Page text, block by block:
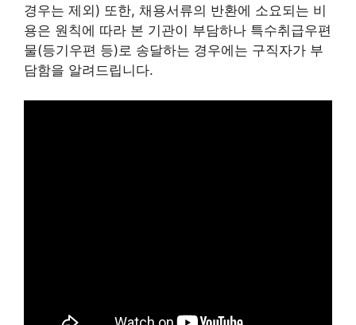
경우는 제외) 또한, 채용서류의 반환에 소요되는 비
용은 원칙에 따라 본 기관이 부담하나 특수취급우편
물(등기우편 등)로 송달하는 경우에는 구직자가 부
담함을 알려드립니다.